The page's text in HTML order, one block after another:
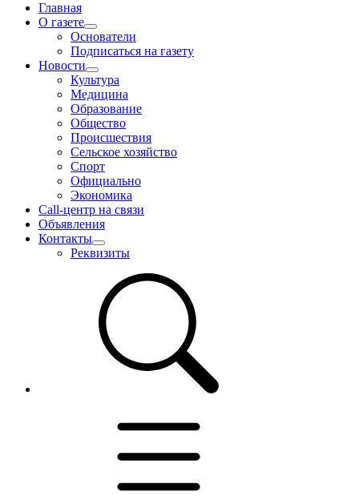
Главная
О газете
Основатели
Подписаться на газету
Новости
Культура
Медицина
Образование
Общество
Происшествия
Сельское хозяйство
Спорт
Официально
Экономика
Call-центр на связи
Объявления
Контакты
Реквизиты